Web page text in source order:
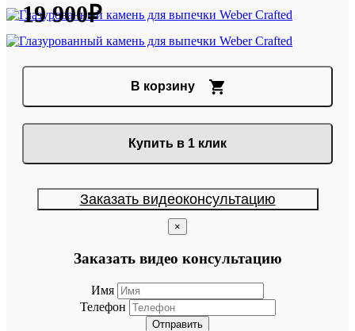
19 900₽
В корзину
Купить в 1 клик
Заказать видеоконсультацию
×
Заказать видео консультацию
Имя
Телефон
Отправить